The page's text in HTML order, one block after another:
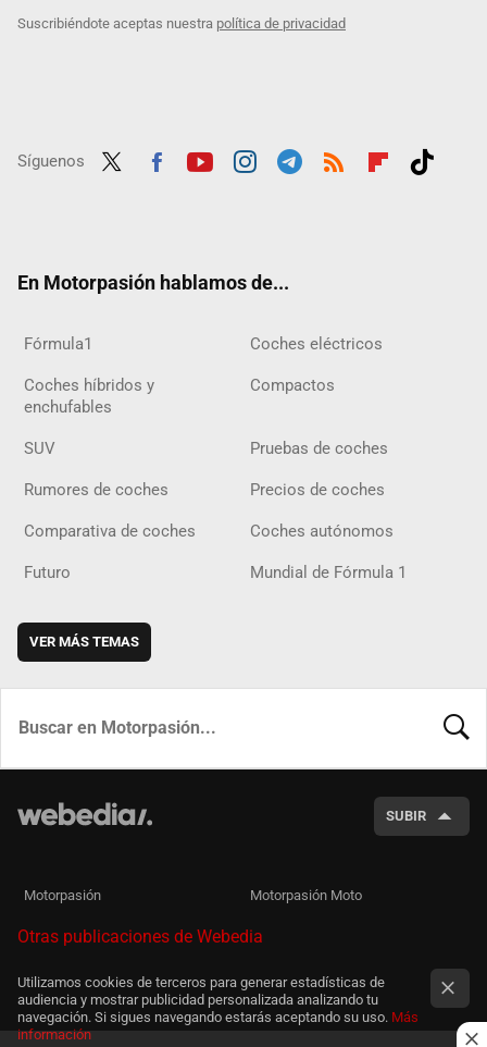
Suscribiéndote aceptas nuestra política de privacidad
Síguenos
En Motorpasión hablamos de...
Fórmula1 Coches eléctricos
Coches híbridos y
enchufables
Compactos
SUV Pruebas de coches
Rumores de coches Precios de coches
Comparativa de coches Coches autónomos
Futuro Mundial de Fórmula 1
VER MÁS TEMAS
SUBIR
Motorpasión Motorpasión Moto
Otras publicaciones de Webedia
Utilizamos cookies de terceros para generar estadísticas de
audiencia y mostrar publicidad personalizada analizando tu
navegación. Si sigues navegando estarás aceptando su uso. Más
información